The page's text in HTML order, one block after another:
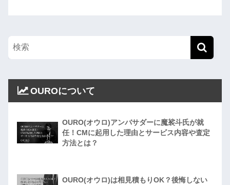
OUROについて
OURO(オウロ)アンバサダーに魔裟斗氏が就
任！CMに起用した理由とサービス内容や査定
方法とは？
OURO(オウロ)は相見積もりOK？後悔しない